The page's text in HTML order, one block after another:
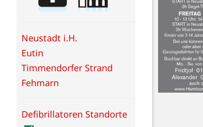
Neustadt i.H.
Eutin
Timmendorfer Strand
Fehmarn
Defibrillatoren Standorte